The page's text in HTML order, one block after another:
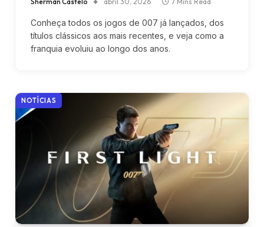
Conheça todos os jogos de 007 já lançados, dos
títulos clássicos aos mais recentes, e veja como a
franquia evoluiu ao longo dos anos.
NOTÍCIAS